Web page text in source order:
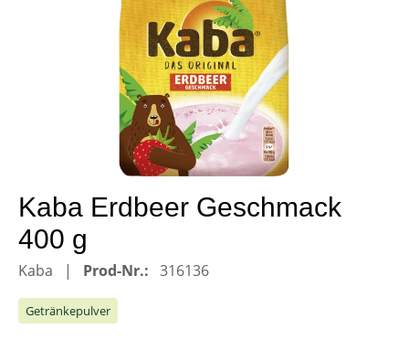
Kaba Erdbeer Geschmack
400 g
Kaba Prod-Nr.: 316136
Getränkepulver